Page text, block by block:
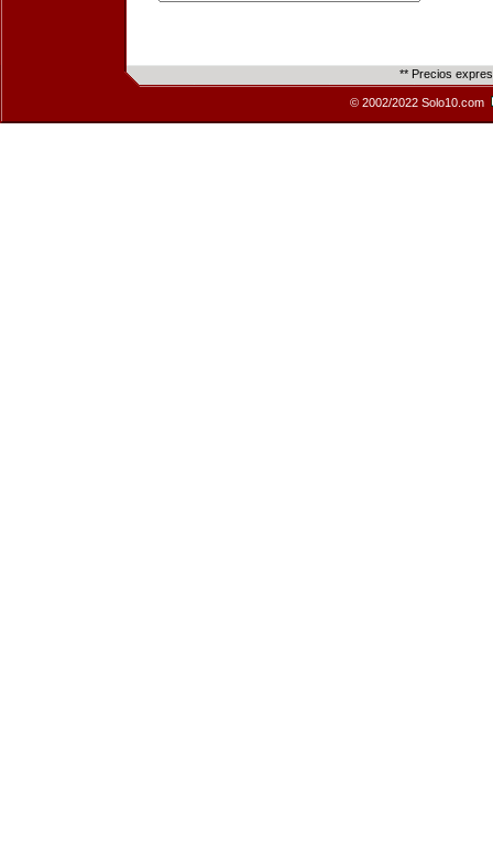
** Precios
© 2002/2022 Solo10.com